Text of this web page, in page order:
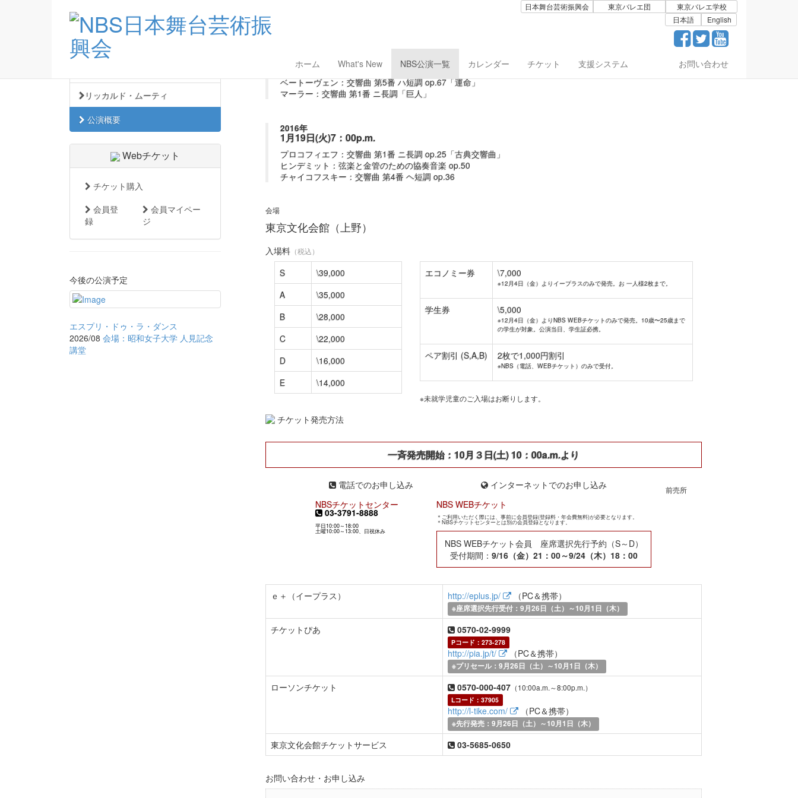
日本舞台芸術振興会 東京バレエ団
東京バレエ学校
日本語
English
ホーム What's New NBS公演一覧 カレンダー チケット 支援システム お問い合わせ
公演概要
1月18日(月)7：00p.m.
ベートーヴェン：交響曲 第5番 ハ短調 op.67「運命」
マーラー：交響曲 第1番 ニ長調「巨人」
2016年
1月19日(火)7：00p.m.
プロコフィエフ：交響曲 第1番 ニ長調 op.25「古典交響曲」
ヒンデミット：弦楽と金管のための協奏音楽 op.50
チャイコフスキー：交響曲 第4番 ヘ短調 op.36
会場
東京文化会館（上野）
入場料 （税込）
S
\39,000
A
\35,000
B
\28,000
C
\22,000
D
\16,000
E
\14,000
エコノミー券 \7,000
※12月4日（金）よりイープラスのみで発売。お 一人様2枚まで。
学生券 \5,000
※12月4日（金）よりNBS WEBチケットのみで発売。10歳〜25歳まで
の学生が対象。公演当日、学生証必携。
ペア割引 (S,A,B) 2枚で1,000円割引
※NBS（電話、WEBチケット）のみで受付。
※未就学児童のご入場はお断りします。
チケット発売方法
一斉発売開始： 10月３日(土) 10：00a.m.より
電話でのお申し込み
インターネットでのお申し込み
NBSチケットセンター
03-3791-8888
平日10:00～18:00
土曜10:00～13:00、日祝休み
NBS WEBチケット
＊ご利用いただく際には、事前に会員登録(登録料・年会費無料)が必要となります。
＊NBSチケットセンターとは別の会員登録となります。
NBS WEBチケット会員 座席選択先行予約（S～D）
受付期間：9/16（金）21：00～9/24（木）18：00
前売所
ｅ＋（イープラス） http://eplus.jp/ （PC＆携帯）
※座席選択先行受付：9月26日（土）～10月1日（木）
チケットぴあ 0570-02-9999
Pコード：273-278
http://pia.jp/t/ （PC＆携帯）
※プリセール：9月26日（土）～10月1日（木）
ローソンチケット 0570-000-407 （10:00a.m.～8:00p.m.）
Lコード：37905
http://l-tike.com/ （PC＆携帯）
※先行発売：9月26日（土）～10月1日（木）
東京文化会館チケットサービス 03-5685-0650
お問い合わせ・お申し込み
トップ
イントロダクション
リッカルド・ムーティ
公演概要
Webチケット
チケット購入
会員登
録
会員マイペー
ジ
今後の公演予定
エスプリ・ドゥ・ラ・ダンス
2026/08 会場：昭和女子大学 人見記念
講堂